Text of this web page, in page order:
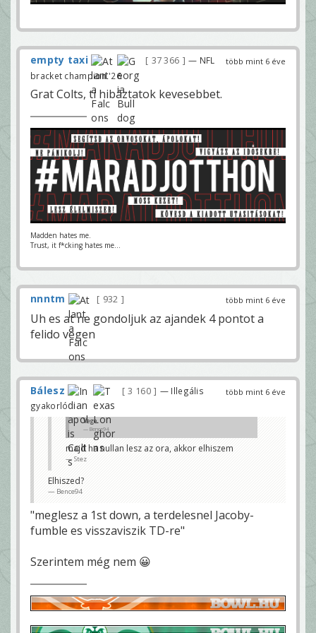
több mint 6 éve
empty taxi 37 366
— NFL
bracket champion '26
Grat Colts, ti hibáztatok kevesebbet.
Madden hates me.
Trust, it f*cking hates me...
több mint 6 éve
nnntm 932
Uh es at ne gondoljuk az ajandek 4 pontot a
felido vegen
több mint 6 éve
Bálesz 3 160
— Illegális
gyakorló
Vege
Bence94
majd ha nullan lesz az ora, akkor elhiszem
Stez
Elhiszed?
Bence94
"meglesz a 1st down, a terdelesnel Jacoby-
fumble es visszaviszik TD-re"
Szerintem még nem 😀